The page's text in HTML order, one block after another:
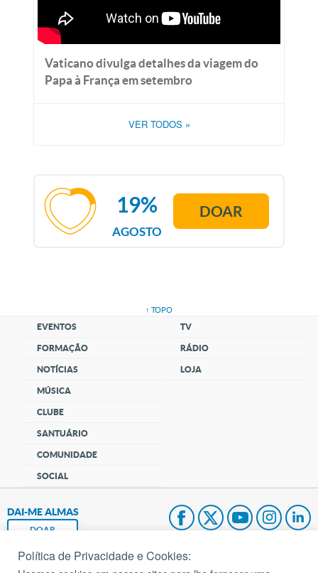
Vaticano divulga detalhes da viagem do
Papa à França em setembro
VER TODOS »
AGOSTO
19% DOAR
↑ TOPO
EVENTOS
FORMAÇÃO
NOTÍCIAS
MÚSICA
CLUBE
SANTUÁRIO
COMUNIDADE
SOCIAL
TV
RÁDIO
LOJA
DAI-ME ALMAS
DOAR
Fundação João Paulo II
Política de Privacidade e Cookies: